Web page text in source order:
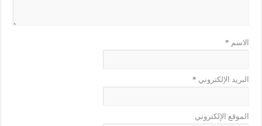
الاسم *
البريد الإلكتروني *
الموقع الإلكتروني